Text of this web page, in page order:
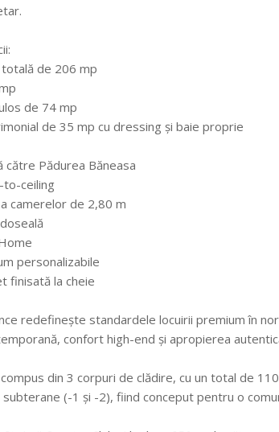
totală de 206 mp
de 74 mp
de 35 mp cu dressing și baie proprie
către Pădurea Băneasa
ceiling
camerelor de 2,80 m
personalizabile
finisată la cheie
redefinește standardele locuirii premium în
confort high-end și apropierea
din 3 corpuri de clădire, cu un total de
(-1 și -2), fiind conceput pentru o